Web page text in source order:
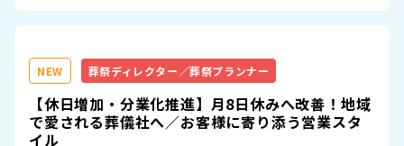
NEW 葬祭ディレクター／葬祭プランナー
【休日増加・分業化推進】月8日休みへ改善！地域
で愛される葬儀社へ／お客様に寄り添う営業スタ
イル